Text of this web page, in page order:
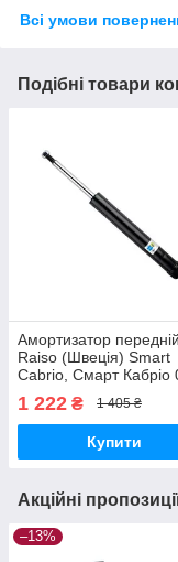
Всі умови
Подібні товари
Амортизатор передній
Raiso (Швеція) Smart
Cabrio, Смарт Кабріо
UATTCBP17
1 222 ₴ 1 405 ₴
Купити
Акційні
–13%